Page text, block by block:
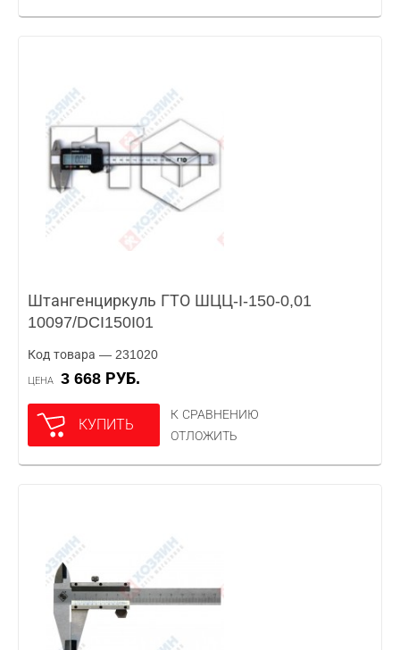
Штангенциркуль ГТО ШЦЦ-I-150-0,01
10097/DCI150I01
Код товара — 231020
ЦЕНА 3 668 РУБ.
КУПИТЬ
К СРАВНЕНИЮ
ОТЛОЖИТЬ